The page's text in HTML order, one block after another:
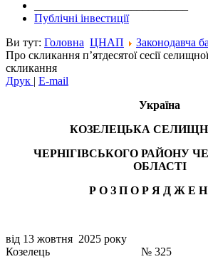
Публічні інвестиції
Ви тут: Головна ЦНАП Законодавча
Про скликання п’ятдесятої сесії
скликання
Друк | E-mail
Україна
КОЗЕЛЕЦЬКА
ЧЕРНІГІВСЬКОГО РАЙОНУ
ОБЛАСТІ
Р О З П О Р Я Д Ж Е
від 13 жовтня 2025 року
Козелець № 325